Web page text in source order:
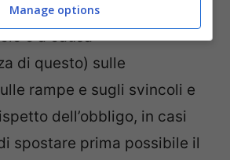
dovuta al malessere di chi
o a causa
di questo) sulle
rampe e sugli svincoli e
dell’obbligo, in casi
spostare prima possibile il
Manage options